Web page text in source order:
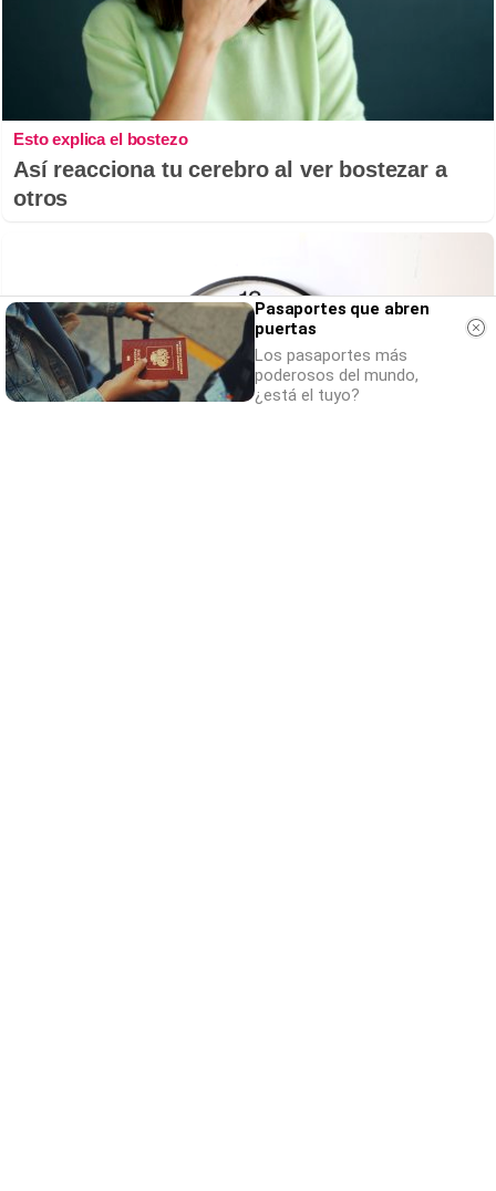
Esto explica el bostezo
Así reacciona tu cerebro al ver bostezar a
otros
Pasaportes que abren
puertas
Los pasaportes más
poderosos del mundo,
¿está el tuyo?